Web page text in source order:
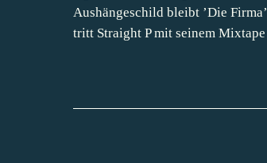
Aushängeschild bleibt ’Die
tritt Straight P mit seinem